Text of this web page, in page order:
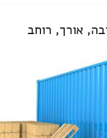
אורך, רוחב